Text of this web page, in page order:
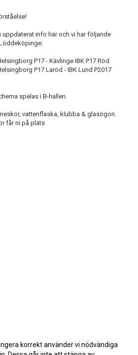
uppdaterat info här och vi har följande
P17 - Kävlinge IBK P17 Röd
P17 Laröd - IBK Lund P2017
spelas i B-hallen.
vattenflaska, klubba & glasögon.
får ni på plats
korrekt använder vi nödvändiga